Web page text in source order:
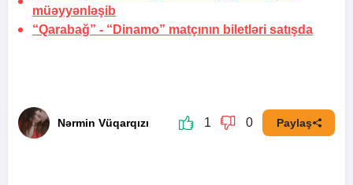
müəyyənləşib
“Qarabağ” - “Dinamo” matçının biletləri satışda
Nərmin Vüqarqızı 1 0 Paylaş